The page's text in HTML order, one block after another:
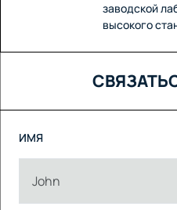
заводской
высокого
ИМЯ